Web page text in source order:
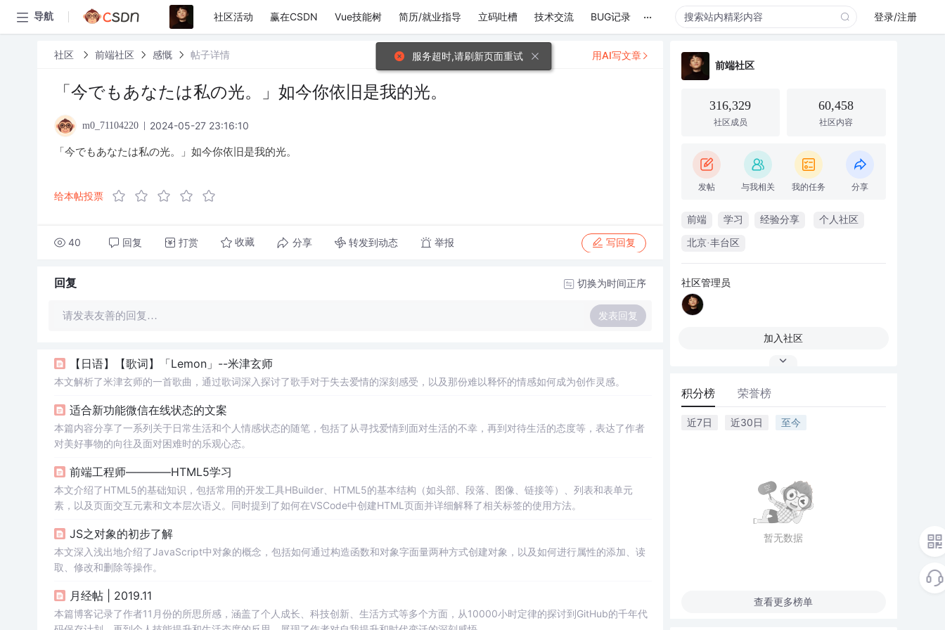
导航 社区活动 赢在CSDN Vue技能树 简历/就业指导 立码吐槽 技术交流 BUG记录 ... 登录/注册
社区 前端社区 感慨 帖子详情
「今でもあなたは私の光。」如今你依旧是我的光。
m0_71104220 2024-05-27 23:16:10
「今でもあなたは私の光。」如今你依旧是我的光。
给本帖投票
40 回复 打赏 收藏 分享 转发到动态 举报 写回复
用AI写文章
回复 切换为时间正序
请发表友善的回复… 发表回复
【日语】【歌词】「Lemon」--米津玄师
本文解析了米津玄师的一首歌曲，通过歌词深入探讨了歌手对于失去爱情的深刻感受，以及那份难以释怀的情感如何成为创作灵感。
适合新功能微信在线状态的文案
本篇内容分享了一系列关于日常生活和个人情感状态的随笔，包括了从寻找爱情到面对生活的不幸，再到对待生活的态度等，表达了作者
对美好事物的向往及面对困难时的乐观心态。
前端工程师————HTML5学习
本文介绍了HTML5的基础知识，包括常用的开发工具HBuilder、HTML5的基本结构（如头部、段落、图像、链接等）、列表和表单元
素，以及页面交互元素和文本层次语义。同时提到了如何在VSCode中创建HTML页面并详细解释了相关标签的使用方法。
JS之对象的初步了解
本文深入浅出地介绍了JavaScript中对象的概念，包括如何通过构造函数和对象字面量两种方式创建对象，以及如何进行属性的添加、读
取、修改和删除等操作。
月经帖 | 2019.11
本篇博客记录了作者11月份的所思所感，涵盖了个人成长、科技创新、生活方式等多个方面，从10000小时定律的探讨到GitHub的千年代
前端社区
316,329
社区成员
60,458
社区内容
发帖 与我相关 我的任务 分享
前端 学习 经验分享 个人社区
北京·丰台区
社区管理员
加入社区
积分榜 荣誉榜
近7日 近30日 至今
暂无数据
查看更多榜单
服务超时,请刷新页面重试